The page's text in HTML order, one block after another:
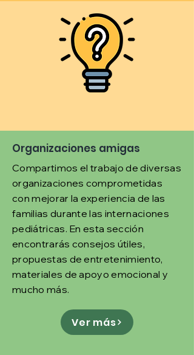
Organizaciones amigas
Compartimos el trabajo de diversas
organizaciones comprometidas
con mejorar la experiencia de las
familias durante las internaciones
pediátricas. En esta sección
encontrarás consejos útiles,
propuestas de entretenimiento,
materiales de apoyo emocional y
mucho más.
Ver más